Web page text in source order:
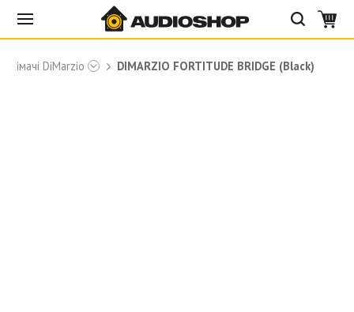
DiMarzio DIMARZIO FORTITUDE BRIDGE (Black)